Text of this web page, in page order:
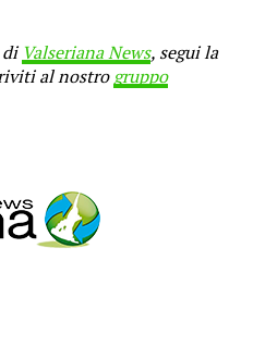
di Valseriana News, segui la
al nostrogruppo